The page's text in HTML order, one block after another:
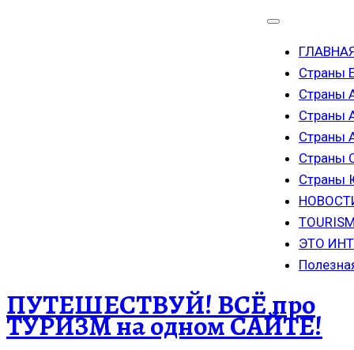
Страны
Страны
Страны
Страны
Страны
Страны
ЭТО
ПУТЕШЕСТВУЙ! ВСЁ про
ТУРИЗМ на одном САЙТЕ!